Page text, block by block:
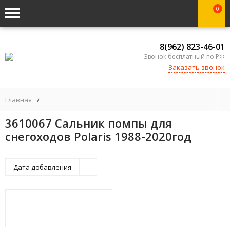
0
8(962) 823-46-01
Звонок бесплатный по РФ
Заказать звонок
Главная /
3610067 Сальник помпы для
снегоходов Polaris 1988-2020год
Дата добавления